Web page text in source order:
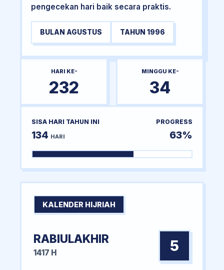
pengecekan hari baik secara praktis.
BULAN AGUSTUS TAHUN 1996
HARI KE-
232
MINGGU KE-
34
SISA HARI TAHUN INI
134 HARI
PROGRESS
63%
KALENDER HIJRIAH
RABIULAKHIR
1417 H 5